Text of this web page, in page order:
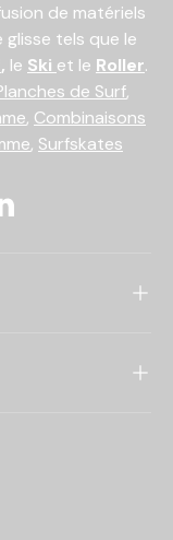
de matériels
tels que le
, le Ski et le Roller.
de Surf,
, Combinaisons
, Surfskates
LinkedIn